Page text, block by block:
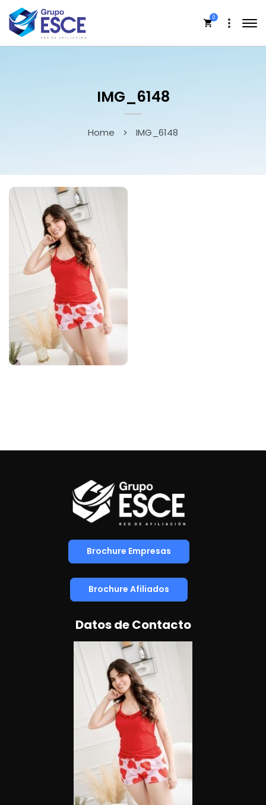
0
IMG_6148
Home IMG_6148
Brochure Empresas
Brochure Afiliados
Datos de Contacto